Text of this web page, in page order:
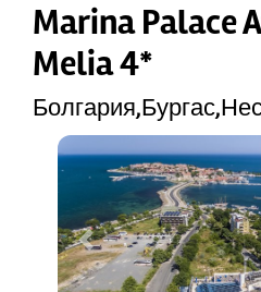
Marina Palace
Melia 4*
Previous